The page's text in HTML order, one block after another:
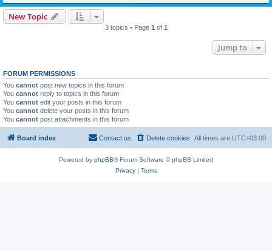
New Topic
3 topics • Page 1 of 1
Jump to
FORUM PERMISSIONS
You cannot post new topics in this forum
You cannot reply to topics in this forum
You cannot edit your posts in this forum
You cannot delete your posts in this forum
You cannot post attachments in this forum
Board index All times are UTC+03:00
Delete cookies
Contact us
Powered by phpBB® Forum Software © phpBB Limited
Privacy| Terms